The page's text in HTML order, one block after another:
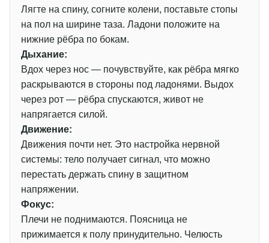
Лягте на спину, согните колени, поставьте стопы
на пол на ширине таза. Ладони положите на
нижние рёбра по бокам.
Дыхание:
Вдох через нос — почувствуйте, как рёбра мягко
раскрываются в стороны под ладонями. Выдох
через рот — рёбра спускаются, живот не
напрягается силой.
Движение:
Движения почти нет. Это настройка нервной
системы: тело получает сигнал, что можно
перестать держать спину в защитном
напряжении.
Фокус:
Плечи не поднимаются. Поясница не
прижимается к полу принудительно. Челюсть